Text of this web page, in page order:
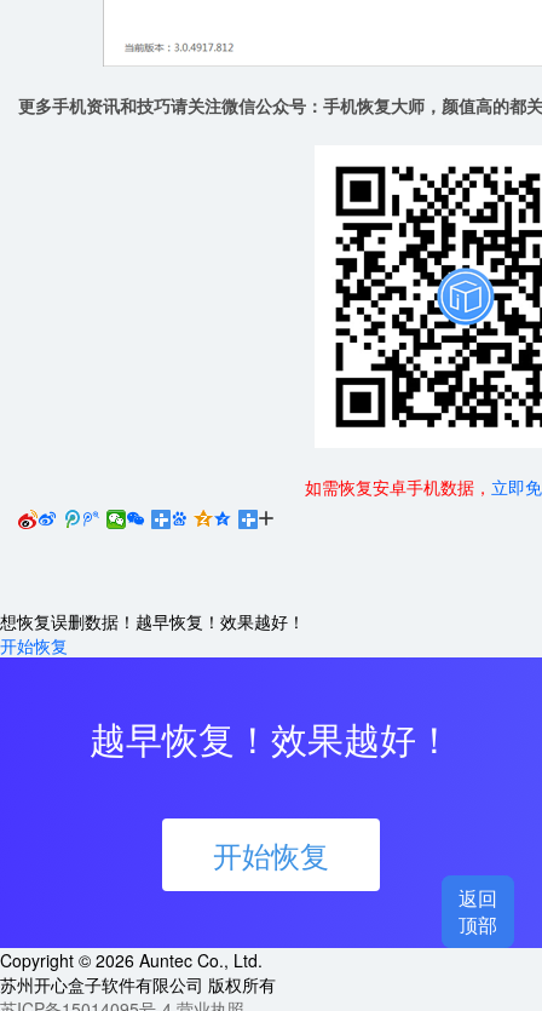
更多手机资讯和技巧请关注微信公众号：手机恢复大师，颜值高的都
如需恢复安卓手机数据， 立即
     
想恢复误删数据！越早恢复！效果越好！
开始恢复
越早恢复！效果越好！
开始恢复
Copyright © 2026 Auntec Co., Ltd.
苏州开心盒子软件有限公司 版权所有
返回
顶部
